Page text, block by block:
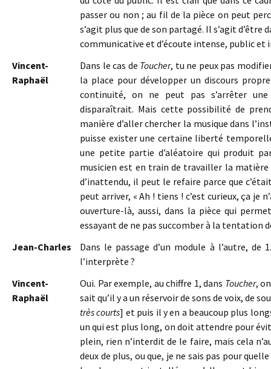
passer ou non ; au fil de la pièce on peut
s’agit plus que de son partagé. Il s’agit
communicative et d’écoute intense, public
Vincent-
Raphaël
Dans le cas de Toucher, tu ne peux pas
la place pour développer un discours
continuité, on ne peut pas s’arrêter
disparaîtrait. Mais cette possibilité de
manière d’aller chercher la musique dans
puisse exister une certaine liberté
une petite partie d’aléatoire qui produit
musicien est en train de travailler la matière
d’inattendu, il peut le refaire parce que
peut arriver, « Ah ! tiens ! c’est curieux, ça je
ouverture-là, aussi, dans la pièce qui
essayant de ne pas succomber à la tentation
Jean-Charles
Dans le passage d’un module à l’autre,
l’interprète ?
Vincent-
Raphaël
Oui. Par exemple, au chiffre 1, dans Toucher,
sait qu’il y a un réservoir de sons de voix, de
très courts] et puis il y en a beaucoup plus
un qui est plus long, on doit attendre pour
plein, rien n’interdit de le faire, mais cela
deux de plus, ou que, je ne sais pas pour